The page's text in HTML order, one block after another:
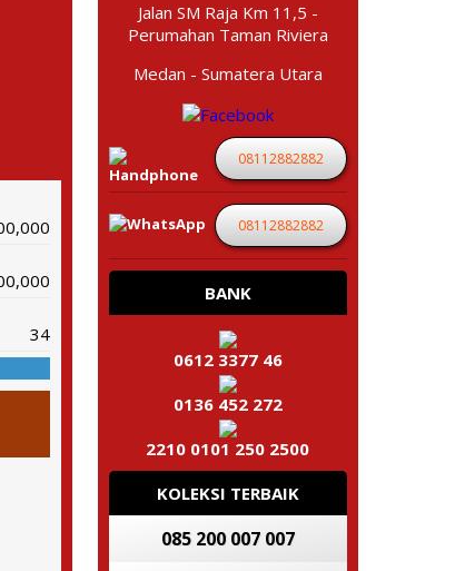
34
Jalan SM Raja Km 11,5 -
Perumahan Taman Riviera
Medan - Sumatera Utara
08112882882
08112882882
BANK
0612 3377 46
0136 452 272
2210 0101 250 2500
KOLEKSI TERBAIK
085 200 007 007